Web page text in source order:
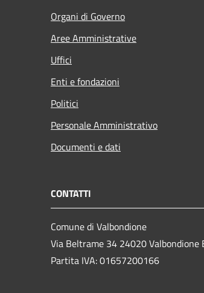
Organi di Governo
Aree Amministrative
Uffici
Enti e fondazioni
Politici
Personale Amministrativo
Documenti e dati
CONTATTI
Comune di Valbondione
Via Beltrame 34 24020
Partita IVA: 01657200166